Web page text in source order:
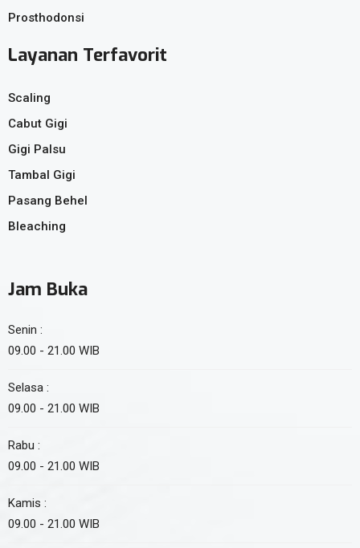
Prosthodonsi
Layanan Terfavorit
Scaling
Cabut Gigi
Gigi Palsu
Tambal Gigi
Pasang Behel
Bleaching
Jam Buka
Senin :
09.00 - 21.00 WIB
Selasa :
09.00 - 21.00 WIB
Rabu :
09.00 - 21.00 WIB
Kamis :
09.00 - 21.00 WIB